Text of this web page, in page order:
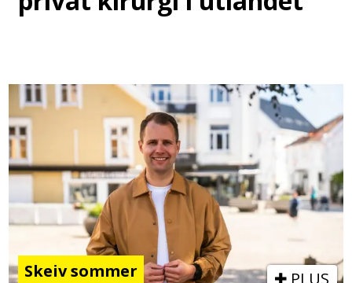
Skeiv sommer PLUS